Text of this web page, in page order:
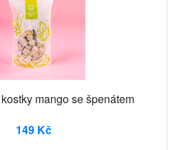
mango se špenátem
149 Kč